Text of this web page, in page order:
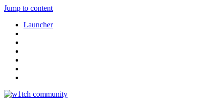
Jump to content
Launcher